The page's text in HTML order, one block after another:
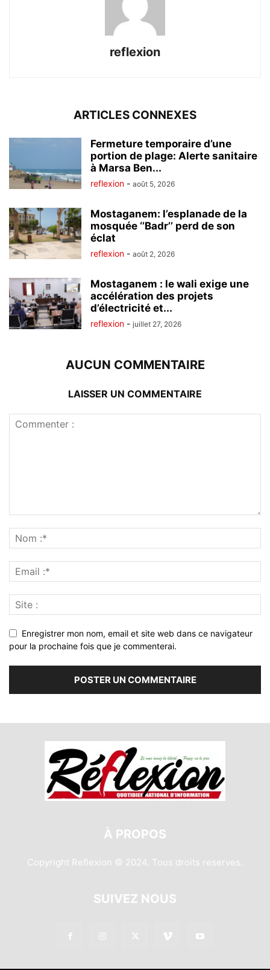
reflexion
ARTICLES CONNEXES
Fermeture temporaire d’une
portion de plage: Alerte sanitaire
à Marsa Ben...
reflexion - août 5, 2026
Mostaganem: l’esplanade de la
mosquée ‘’Badr’’ perd de son
éclat
reflexion - août 2, 2026
Mostaganem : le wali exige une
accélération des projets
d’électricité et...
reflexion - juillet 27, 2026
AUCUN COMMENTAIRE
LAISSER UN COMMENTAIRE
Enregistrer mon nom, email et site web dans ce navigateur
pour la prochaine fois que je commenterai.
À PROPOS
Copyright Reflexion © 2024. Tous droits reserves.
SUIVEZ NOUS